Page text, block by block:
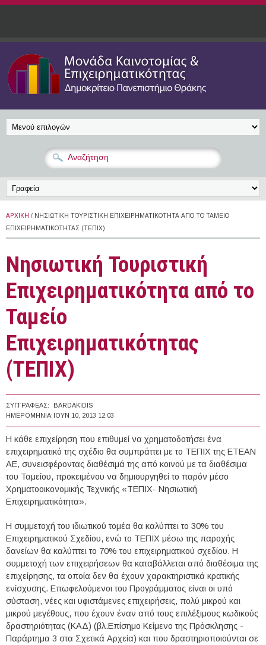
Παράκαμψη προς το κυρίως περιεχόμενο
ΑΡΧΙΚΉ / ΝΗΣΙΩΤΙΚΉ ΤΟΥΡΙΣΤΙΚΉ ΕΠΙΧΕΙΡΗΜΑΤΙΚΌΤΗΤΑ ΑΠΌ ΤΟ ΤΑΜΕΊΟ
ΕΠΙΧΕΙΡΗΜΑΤΙΚΌΤΗΤΑΣ (ΤΕΠΙΧ)
Νησιωτική Τουριστική
Επιχειρηματικότητα από το
Ταμείο
Επιχειρηματικότητας
(ΤΕΠΙΧ)
ΣΥΓΓΡΑΦΈΑΣ:
BARDAKIDIS
ΗΜΕΡΟΜΗΝΊΑ: ΙΟΥΝ 10, 2013 12:03
Η κάθε επιχείρηση που επιθυμεί να χρηματοδοτήσει ένα
επιχειρηματικό της σχέδιο θα συμπράττει με το ΤΕΠΙΧ της ΕΤΕΑΝ
ΑΕ, συνεισφέροντας διαθέσιμά της από κοινού με τα διαθέσιμα
του Ταμείου, προκειμένου να δημιουργηθεί το παρόν μέσο
Χρηματοοικονομικής Τεχνικής «ΤΕΠΙΧ- Νησιωτική
Επιχειρηματικότητα».
Η συμμετοχή του ιδιωτικού τομέα θα καλύπτει το 30% του
Επιχειρηματικού Σχεδίου, ενώ το ΤΕΠΙΧ μέσω της παροχής
δανείων θα καλύπτει το 70% του επιχειρηματικού σχεδίου. Η
συμμετοχή των επιχειρήσεων θα καταβάλλεται από διαθέσιμα της
επιχείρησης, τα οποία δεν θα έχουν χαρακτηριστικά κρατικής
ενίσχυσης. Επωφελούμενοι του Προγράμματος είναι οι υπό
σύσταση, νέες και υφιστάμενες επιχειρήσεις, πολύ μικρού και
μικρού μεγέθους, που έχουν έναν από τους επιλέξιμους κωδικούς
δραστηριότητας (ΚΑΔ) (βλ.Επίσημο Κείμενο της Πρόσκλησης -
Παράρτημα 3 στα Σχετικά Αρχεία) και που δραστηριοποιούνται σε